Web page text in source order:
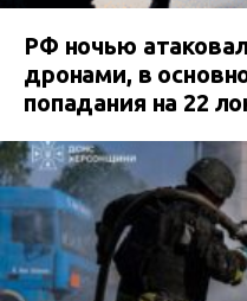
РФ ночью
дронами, в
попадания на 22